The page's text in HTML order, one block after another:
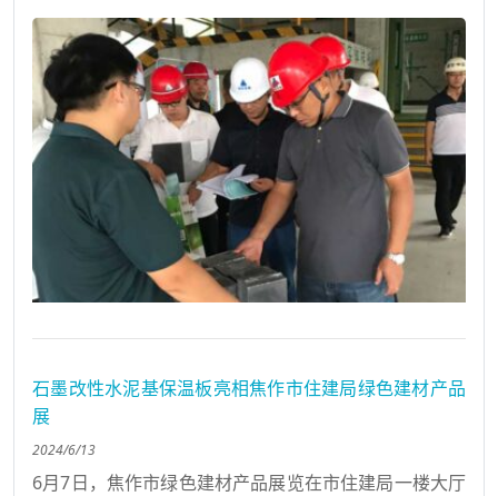
石墨改性水泥基保温板亮相焦作市住建局绿色建材产品
展
2024/6/13
6月7日，焦作市绿色建材产品展览在市住建局一楼大厅